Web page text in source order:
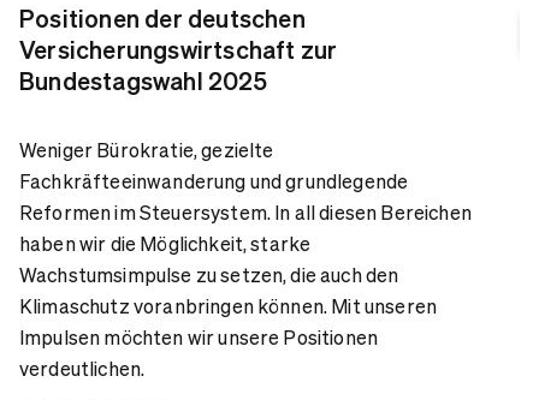
Positionen der deutschen
Versicherungswirtschaft zur
Bundestagswahl 2025
Weniger Bürokratie, gezielte
Fachkräfteeinwanderung und grundlegende
Reformen im Steuersystem. In all diesen Bereichen
haben wir die Möglichkeit, starke
Wachstumsimpulse zu setzen, die auch den
Klimaschutz voranbringen können. Mit unseren
Impulsen möchten wir unsere Positionen
verdeutlichen.